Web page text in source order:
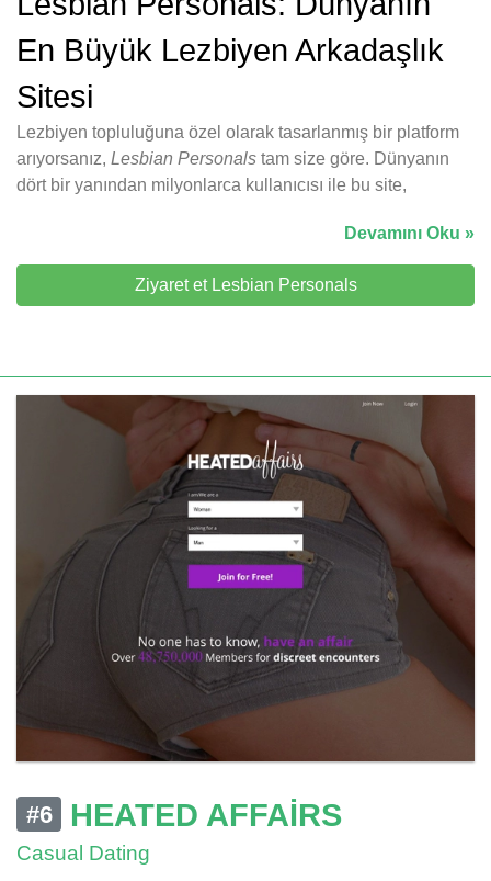
En Büyük Lezbiyen Arkadaşlık
Sitesi
Lezbiyen topluluğuna özel olarak tasarlanmış bir platform
arıyorsanız, Lesbian Personals tam size göre. Dünyanın
dört bir yanından milyonlarca kullanıcısı ile bu site,
Devamını Oku »
Ziyaret et Lesbian Personals
#6 HEATED AFFAIRS
Casual Dating